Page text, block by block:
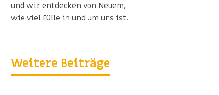
und wir entdecken von Neuem,
wie viel Fülle in und um uns ist.
Weitere Beiträge